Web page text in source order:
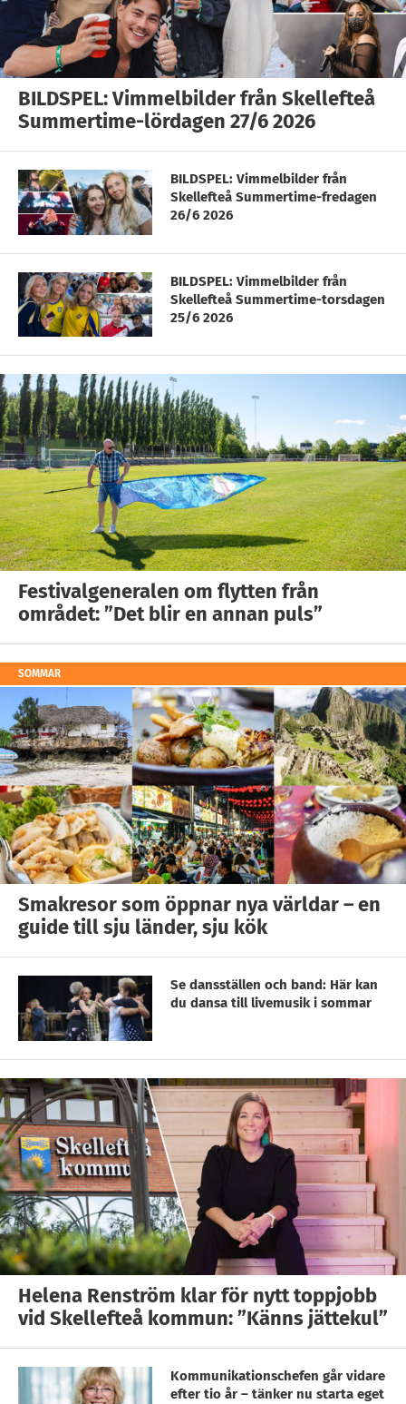
BILDSPEL: Vimmelbilder från Skellefteå
Summertime-lördagen 27/6 2026
BILDSPEL: Vimmelbilder från
Skellefteå Summertime-fredagen
26/6 2026
BILDSPEL: Vimmelbilder från
Skellefteå Summertime-torsdagen
25/6 2026
Festivalgeneralen om flytten från
området: ”Det blir en annan puls”
SOMMAR
Smakresor som öppnar nya världar – en
guide till sju länder, sju kök
Se dansställen och band: Här kan
du dansa till livemusik i sommar
Helena Renström klar för nytt toppjobb
vid Skellefteå kommun: ”Känns jättekul”
Kommunikationschefen går vidare
efter tio år – tänker nu starta eget